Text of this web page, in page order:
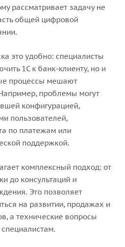
рассматривает задачу не
общей цифровой
это удобно: специалисты
1С к банк-клиенту, но и
процессы мешают
проблемы могут
конфигурацией,
пользователей,
по платежам или
поддержкой.
комплексный подход: от
до консультаций и
Это позволяет
на развитии, продажах и
а технические вопросы